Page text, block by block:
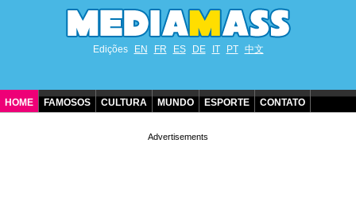
Edições EN FR ES DE IT PT 中文
HOME FAMOSOS CULTURA MUNDO ESPORTE CONTATO